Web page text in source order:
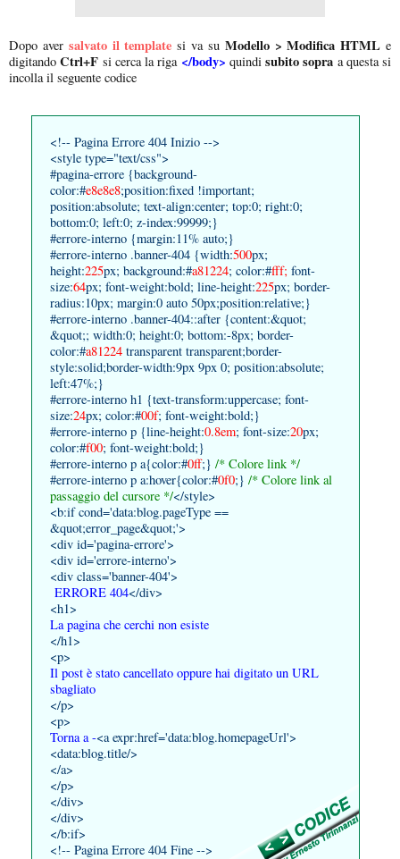
Dopo aver salvato il template si va su Modello > Modifica HTMLe
digitando Ctrl+F si cerca la riga </body> quindi subito sopra a questa si
incolla il seguente codice
<!-- Pagina Errore 404 Inizio -->
<style type="text/css">
#pagina-errore {background-
color:#e8e8e8;position:fixed !important;
position:absolute; text-align:center; top:0; right:0;
bottom:0; left:0; z-index:99999;}
#errore-interno {margin:11% auto;}
#errore-interno .banner-404 {width:500px;
height:225px; background:#a81224; color:#fff; font-
size:64px; font-weight:bold; line-height:225px; border-
radius:10px; margin:0 auto 50px;position:relative;}
#errore-interno .banner-404::after {content:&quot;
&quot;; width:0; height:0; bottom:-8px; border-
color:#a81224 transparent transparent;border-
style:solid;border-width:9px 9px 0; position:absolute;
left:47%;}
#errore-interno h1 {text-transform:uppercase; font-
size:24px; color:#00f; font-weight:bold;}
#errore-interno p {line-height:0.8em; font-size:20px;
color:#f00; font-weight:bold;}
#errore-interno p a{color:#0ff;} /* Colore link */
#errore-interno p a:hover{color:#0f0;} /* Colore link al
passaggio del cursore */</style>
<b:if cond='data:blog.pageType ==
&quot;error_page&quot;'>
<div id='pagina-errore'>
<div id='errore-interno'>
<div class='banner-404'>
ERRORE 404</div>
<h1>
La pagina che cerchi non esiste
</h1>
<p>
Il post è stato cancellato oppure hai digitato un URL
sbagliato
</p>
<p>
Torna a -<a expr:href='data:blog.homepageUrl'>
<data:blog.title/>
</a>
</p>
</div>
</div>
</b:if>
<!-- Pagina Errore 404 Fine -->